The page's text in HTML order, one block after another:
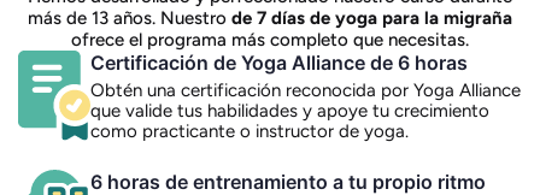
más de 13 años. Nuestro de 7 días de yoga para la migraña
ofrece el programa más completo que necesitas.
Certificación de Yoga Alliance de 6 horas
Obtén una certificación reconocida por Yoga Alliance
que valide tus habilidades y apoye tu crecimiento
como practicante o instructor de yoga.
6 horas de entrenamiento a tu propio ritmo